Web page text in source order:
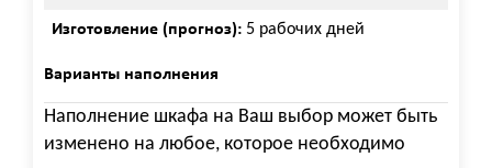
Изготовление (прогноз): 5 рабочих дней
Варианты наполнения
Наполнение шкафа на Ваш выбор может быть
изменено на любое, которое необходимо